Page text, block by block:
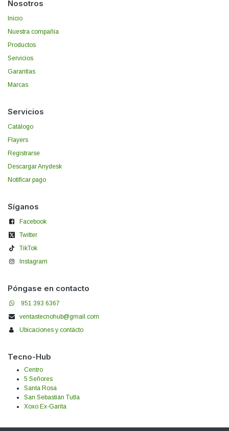
Nosotros
Inicio
Nuestra compañía
Productos
Servicios
Garantías
Marcas
Servicios
Catálogo
Flayers
Registrarse
Descargar Anydesk
Notificar pago
Síganos
Facebook
Twitter
TikTok
Instagram
Póngase en contacto
951 393 6367
ventastecnohub@gmail.com
Ubicaciones y contácto
Tecno-Hub
Centro
5 Señores
Santa Rosa
San Sebastián Tutla
Xoxo Ex-Garita